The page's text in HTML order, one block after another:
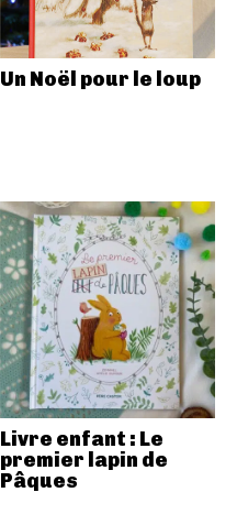
Un Noël pour le loup
Livre enfant : Le
premier lapin de
Pâques